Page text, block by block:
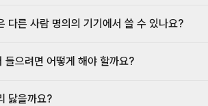
다른 사람 명의의 기기에서 쓸 수 있나요?
들으려면 어떻게 해야 할까요?
닳을까요?